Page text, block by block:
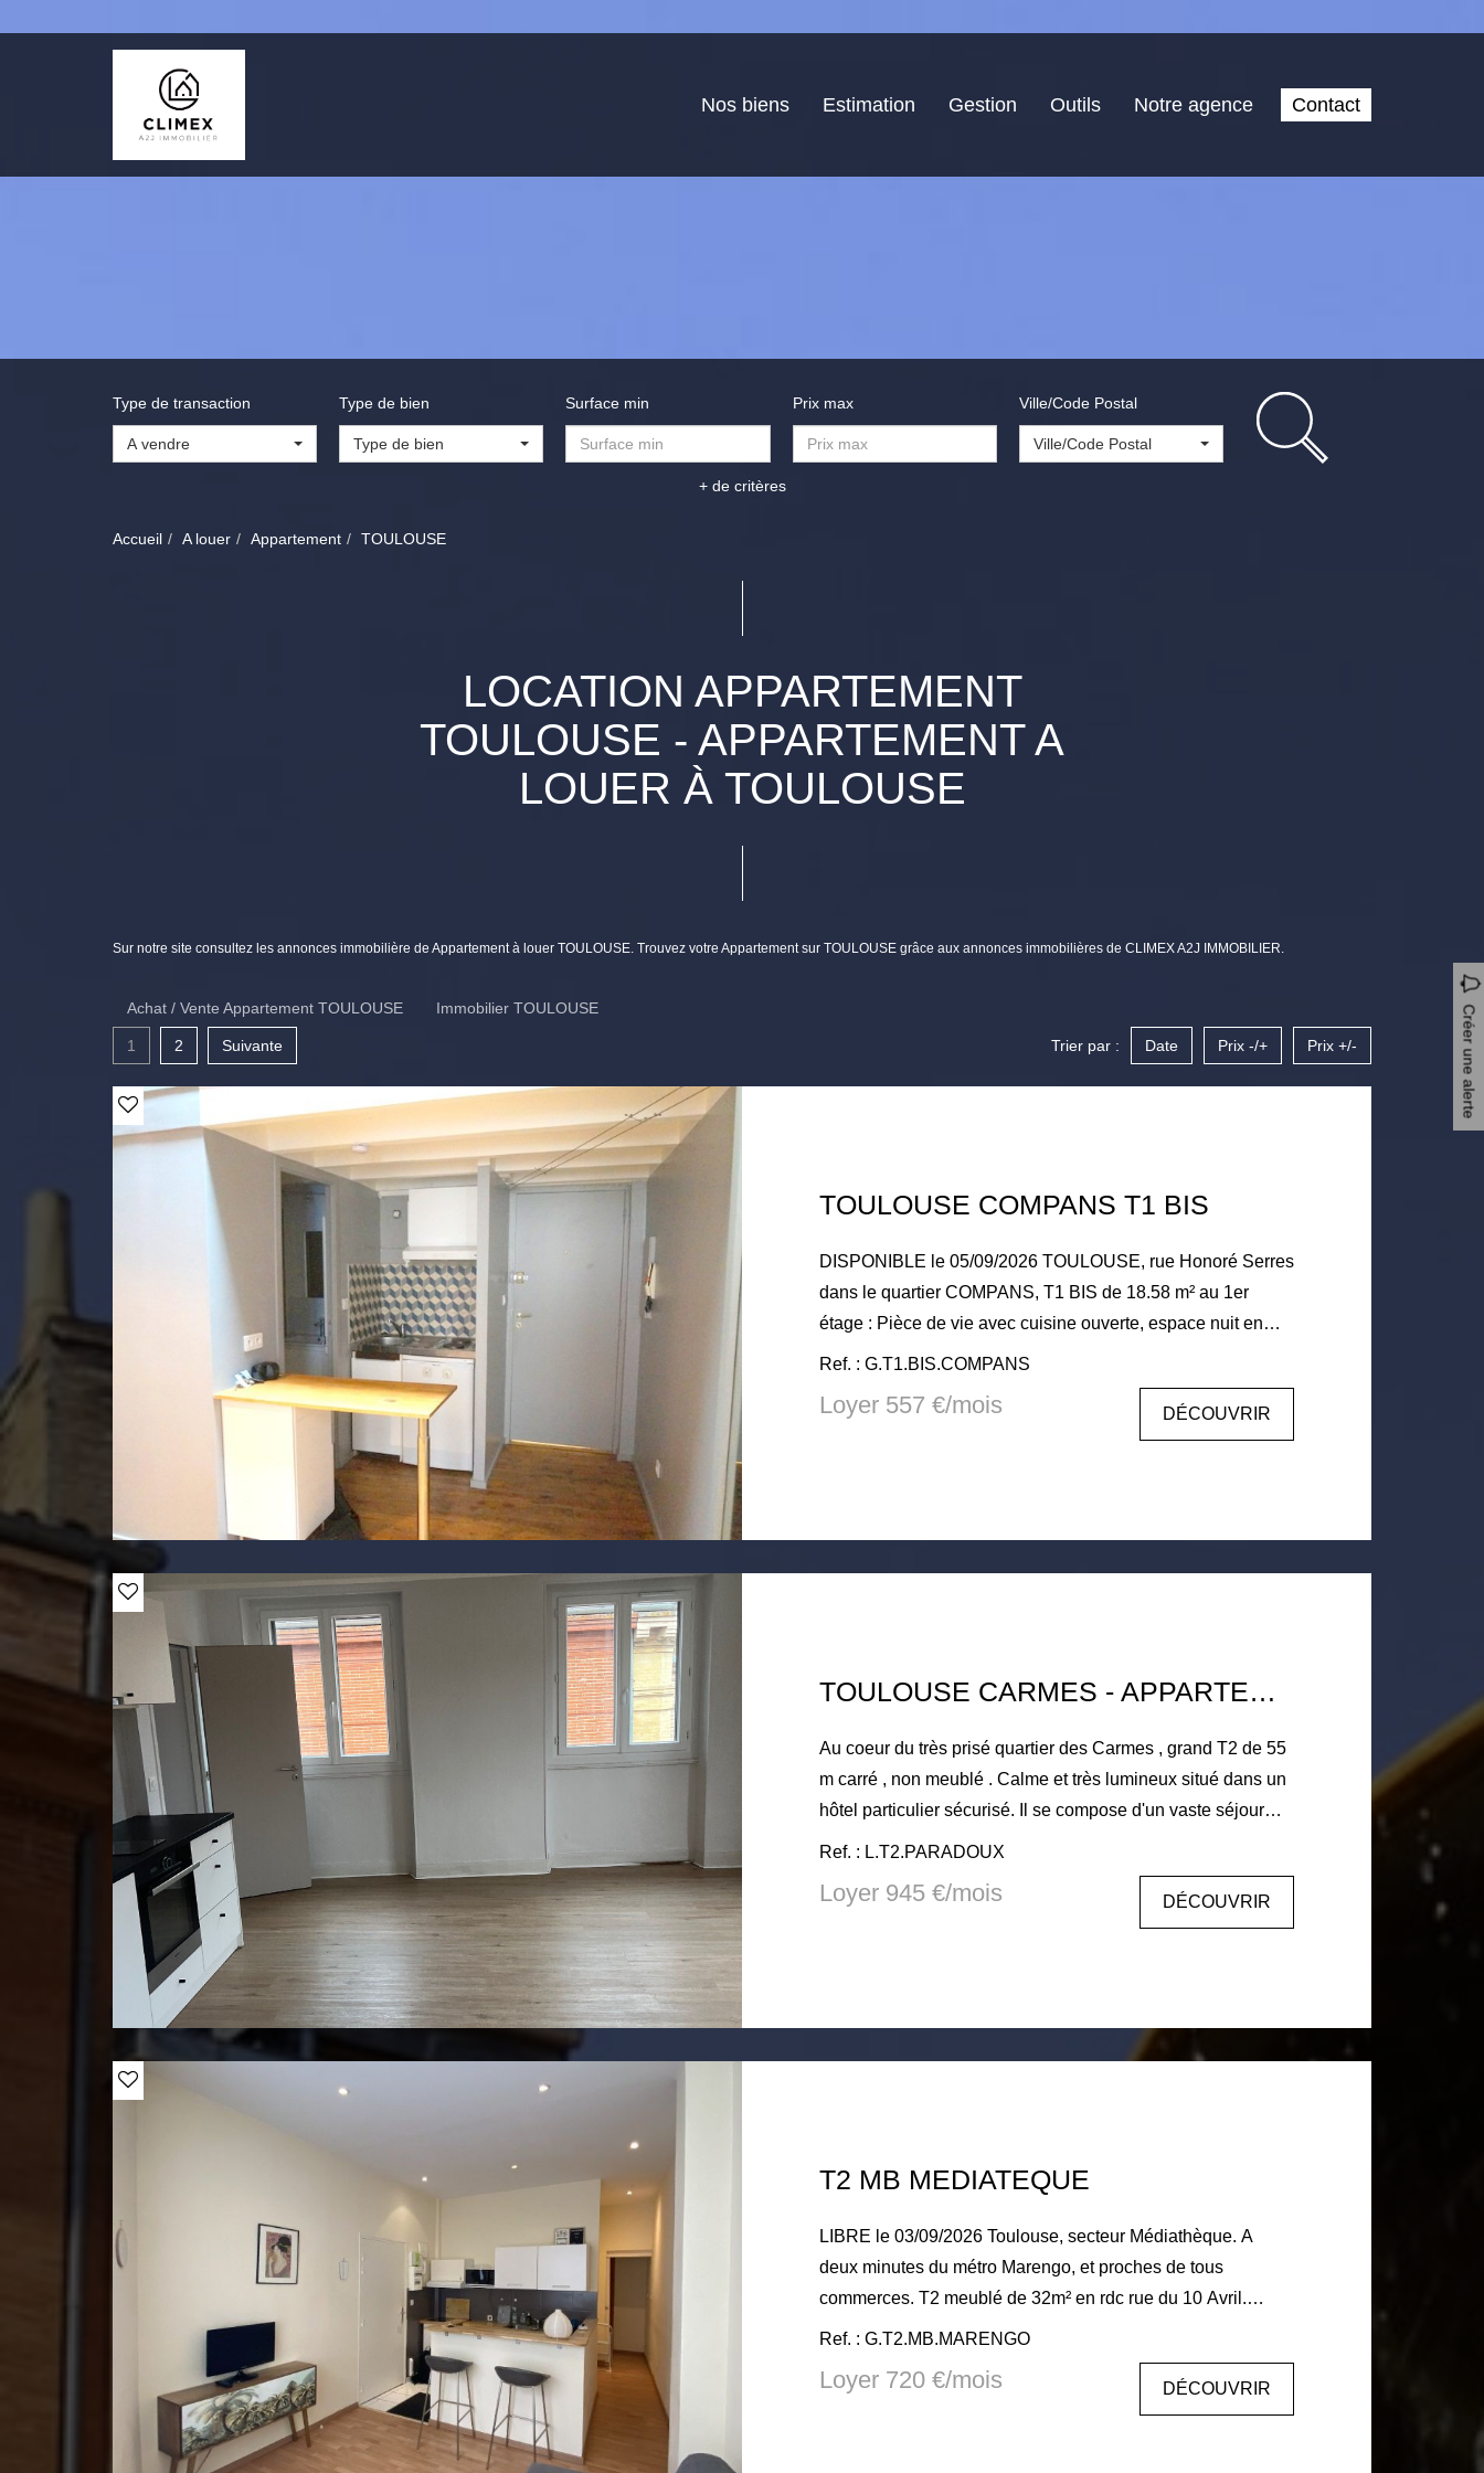
Nos biens Estimation Gestion Outils Notre agence Contact
Type de transaction
A vendre
Type de bien
Type de bien
Surface min Prix max Ville/Code Postal
Ville/Code Postal
+ de critères
Accueil A louer Appartement TOULOUSE
LOCATION APPARTEMENT
TOULOUSE - APPARTEMENT A
LOUER À TOULOUSE
Sur notre site consultez les annonces immobilière de Appartement à louer TOULOUSE. Trouvez votre Appartement sur TOULOUSE grâce aux annonces immobilières de CLIMEX A2J IMMOBILIER.
Achat / Vente Appartement TOULOUSE Immobilier TOULOUSE Créer une alerte
1 2 Suivante Trier par : Date Prix -/+ Prix +/-
TOULOUSE COMPANS T1 BIS
DISPONIBLE le 05/09/2026 TOULOUSE, rue Honoré Serres
dans le quartier COMPANS, T1 BIS de 18.58 m² au 1er
étage : Pièce de vie avec cuisine ouverte, espace nuit en
mezzanine, salle d'eau avec WC. Lumineux - nombreux
rangements - proximité immédiate des commerces et du
métro Compans. Loyer 521€ + 36€ P/Charges incluant la
TEOM de 6.50€ - dépôt de garantie 521€ Honoraires à la
Ref. : G.T1.BIS.COMPANS
Loyer 557 €/mois DÉCOUVRIR
TOULOUSE CARMES - APPARTEMENT T2
Au coeur du très prisé quartier des Carmes , grand T2 de 55
m carré , non meublé . Calme et très lumineux situé dans un
hôtel particulier sécurisé. Il se compose d'un vaste séjour
avec cuisine américaine, haut plafond , plancher , cheminée
salle de bain avec douche à l'italienne . Parking vélo dans la
Honoraire TTC à la charge du locataire 715€ dont 165€
d'honoraires d'état des lieux.
Ref. : L.T2.PARADOUX
Loyer 945 €/mois DÉCOUVRIR
T2 MB MEDIATEQUE
LIBRE le 03/09/2026 Toulouse, secteur Médiathèque. A
deux minutes du métro Marengo, et proches de tous
commerces. T2 meublé de 32m² en rdc rue du 10 Avril.
Composé d'un séjour lumineux (avec canapé lit) et d'une
cuisine américaine équipée ( réfrigérateur, micro-ondes,
plaques, hotte, four), d'une chambre avec placard donnant
sur cour et sa salle d'eau attenante avec wc. Les +:
Ref. : G.T2.MB.MARENGO
Loyer 720 €/mois DÉCOUVRIR